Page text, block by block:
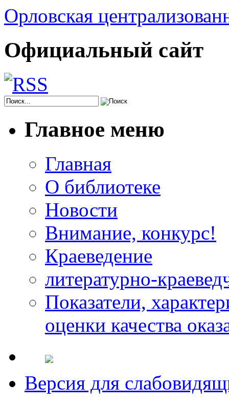
Орловская
Официальный сайт
Главное меню
Главная
О библиотеке
Новости
Внимание, конкурс!
Краеведение
литературно-
Показатели,
оценки качества
Версия для